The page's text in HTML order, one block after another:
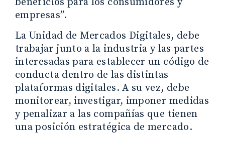
empresas”.
La Unidad de Mercados Digitales, debe
trabajar junto a la industria y las partes
interesadas para establecer un código de
conducta dentro de las distintas
plataformas digitales. A su vez, debe
monitorear, investigar, imponer medidas
y penalizar a las compañías que tienen
una posición estratégica de mercado.